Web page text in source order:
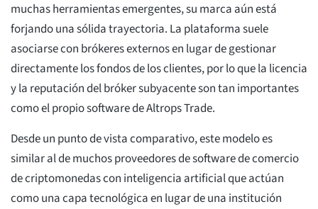
muchas herramientas emergentes, su marca aún está
forjando una sólida trayectoria. La plataforma suele
asociarse con brókeres externos en lugar de gestionar
directamente los fondos de los clientes, por lo que la licencia
y la reputación del bróker subyacente son tan importantes
como el propio software de Altrops Trade.
Desde un punto de vista comparativo, este modelo es
similar al de muchos proveedores de software de comercio
de criptomonedas con inteligencia artificial que actúan
como una capa tecnológica en lugar de una institución